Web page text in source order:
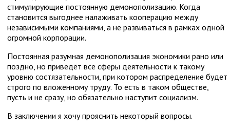
стимулирующие постоянную демонополизацию. Когда
становится выгоднее налаживать кооперацию между
независимыми компаниями, а не развиваться в рамках одной
огромной корпорации.
Постоянная разумная демонополизация экономики рано или
поздно, но приведёт все сферы деятельности к такому
уровню состязательности, при котором распределение будет
строго по вложенному труду. То есть в таком обществе,
пусть и не сразу, но обязательно наступит социализм.
В заключении я хочу прояснить некоторый вопросы.